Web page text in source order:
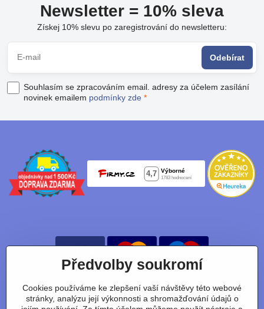
Newsletter = 10% sleva
Získej 10% slevu po zaregistrování do newsletteru:
Odebírat
Souhlasím se zpracováním email. adresy za účelem zasílání
novinek emailem podmínky zde *
Nájdete nás taky na:
Předvolby soukromí
Cookies používáme ke zlepšení vaší návštěvy této webové
stránky, analýzu její výkonnosti a shromažďování údajů o